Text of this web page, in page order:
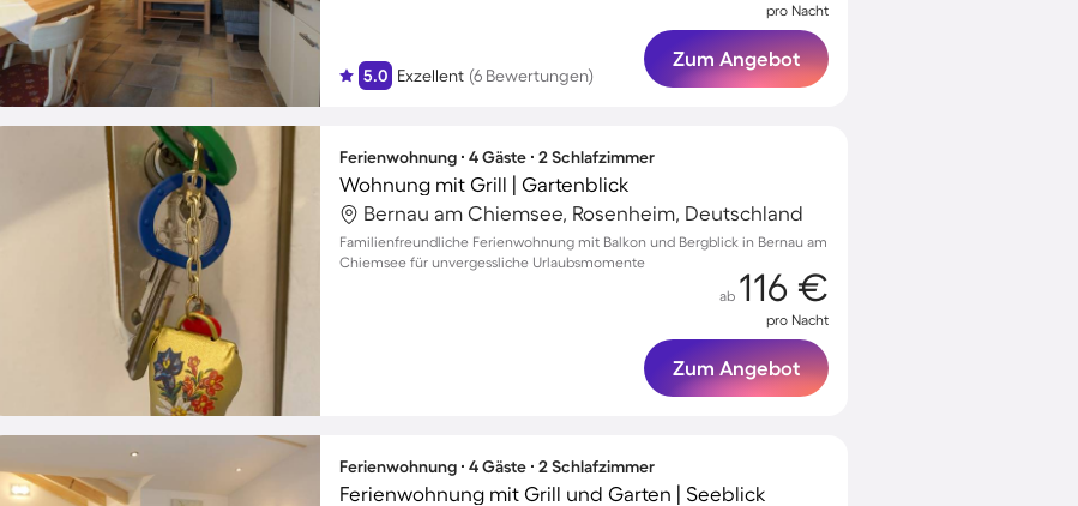
5.0 Exzellent (6 Bewertungen)
pro Nacht
Zum Angebot
Ferienwohnung ∙ 4 Gäste ∙ 2 Schlafzimmer
Wohnung mit Grill | Gartenblick
Bernau am Chiemsee, Rosenheim, Deutschland
Familienfreundliche Ferienwohnung mit Balkon und Bergblick in Bernau am
Chiemsee für unvergessliche Urlaubsmomente
ab 116 €
pro Nacht
Zum Angebot
Ferienwohnung ∙ 4 Gäste ∙ 2 Schlafzimmer
Ferienwohnung mit Grill und Garten | Seeblick